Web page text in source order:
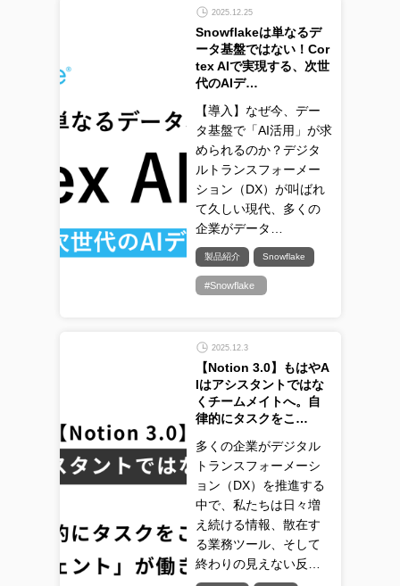
2025.12.25
Snowflakeは単なるデ
ータ基盤ではない！Cor
tex AIで実現する、次世
代のAIデ…
【導入】なぜ今、デー
タ基盤で「AI活用」が求
められるのか？デジタ
ルトランスフォーメー
ション（DX）が叫ばれ
て久しい現代、多くの
企業がデータ…
製品紹介 Snowflake
#Snowflake
2025.12.3
【Notion 3.0】もはやA
Iはアシスタントではな
くチームメイトへ。自
律的にタスクをこ…
多くの企業がデジタル
トランスフォーメーシ
ョン（DX）を推進する
中で、私たちは日々増
え続ける情報、散在す
る業務ツール、そして
終わりの見えない反…